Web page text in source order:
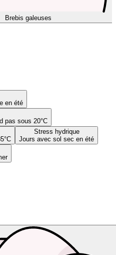
Brebis galeuses
en été
pas sous 20°C
Stress hydrique
Jours avec sol sec en été